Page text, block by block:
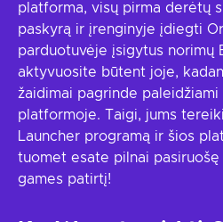
platforma, visų pirma derėtų
paskyrą ir įrenginyje įdiegti
parduotuvėje įsigytus norimų
aktyvuosite būtent joje,
žaidimai pagrinde
platformoje. Taigi, jums
Launcher programą ir šios
tuomet esate pilnai
games patirtį!